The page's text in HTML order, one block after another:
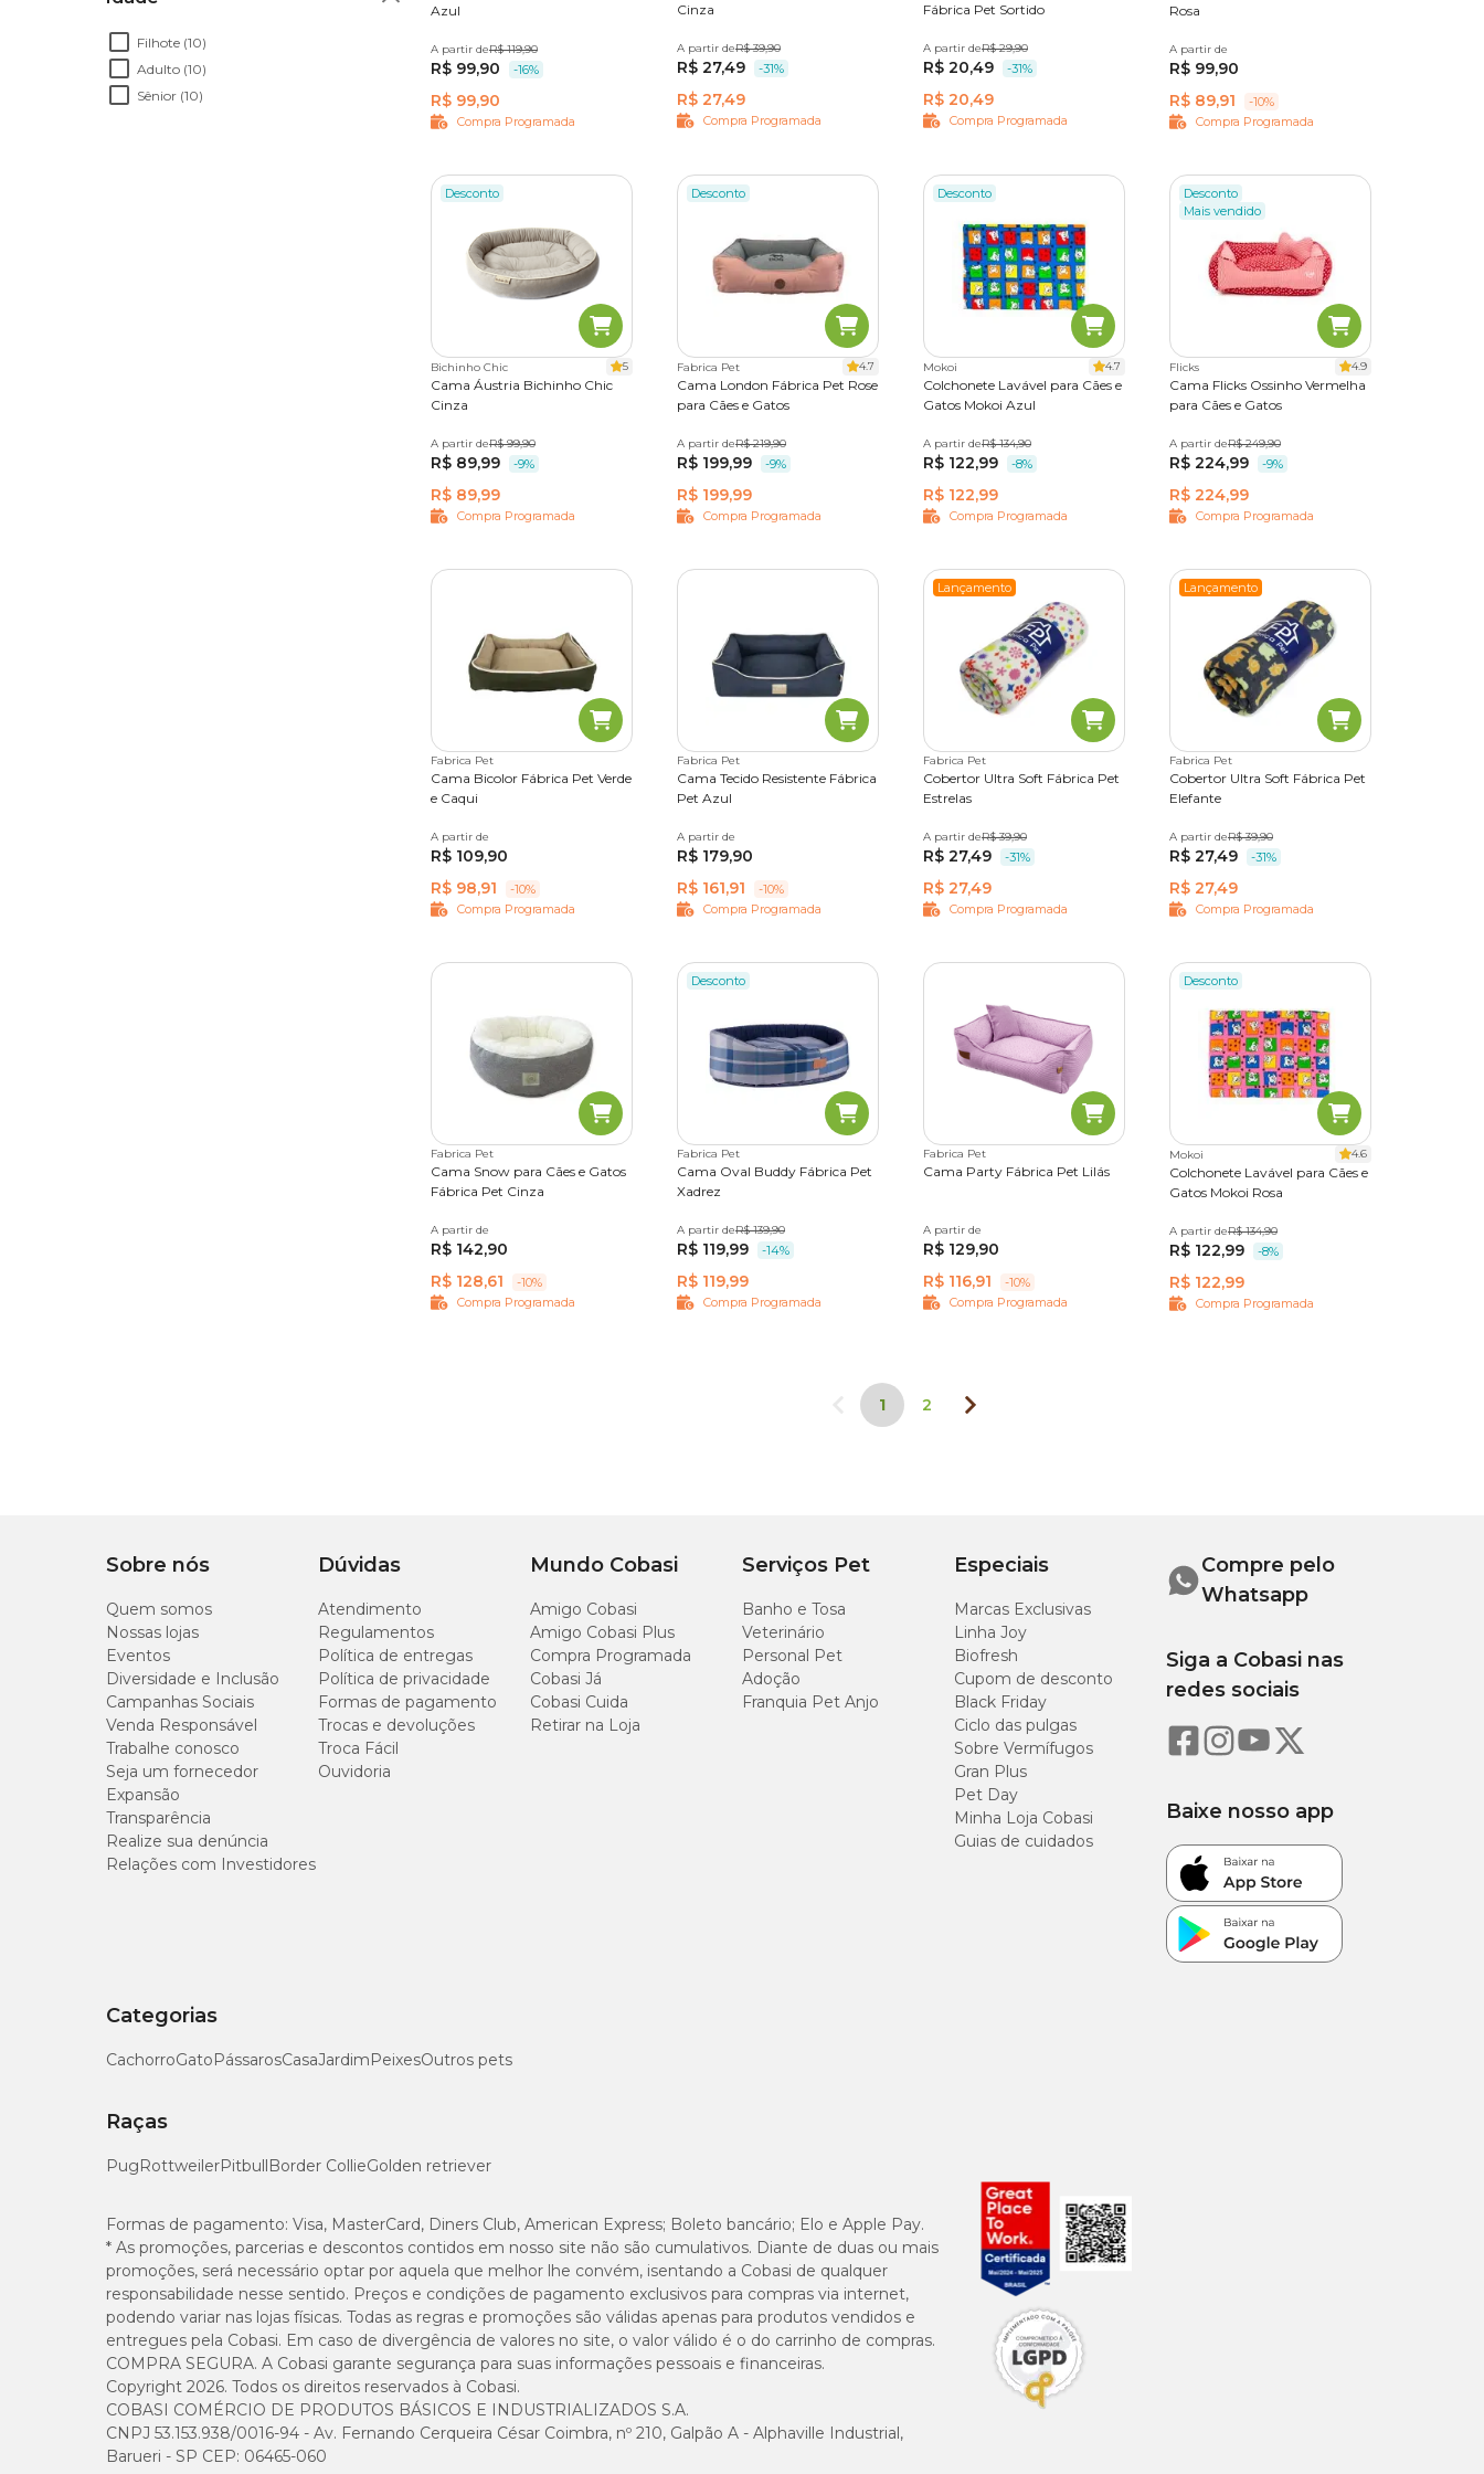
Filhote (10)
Adulto (10)
Sênior (10)
Azul
P M G GG
A partir deR$ 119,90
R$ 99,90 -16%
R$ 99,90
Compra Programada
Cinza
Único
A partir deR$ 39,90
R$ 27,49 -31%
R$ 27,49
Compra Programada
Fábrica Pet Sortido
Único
A partir deR$ 29,90
R$ 20,49 -31%
R$ 20,49
Compra Programada
Rosa
P M
A partir de
R$ 99,90
R$ 89,91
-10%
Compra Programada
Desconto
Bichinho Chic 5
Cama Áustria Bichinho Chic
Cinza
P M G
A partir deR$ 99,90
R$ 89,99 -9%
R$ 89,99
Compra Programada
Desconto
Fabrica Pet 4.7
Cama London Fábrica Pet Rose
para Cães e Gatos
P M G
A partir deR$ 219,90
R$ 199,99 -9%
R$ 199,99
Compra Programada
Desconto
Mokoi 4.7
Colchonete Lavável para Cães e
Gatos Mokoi Azul
Nº 01 Nº 02
Nº 05
Nº 06
A partir deR$ 134,90
R$ 122,99 -8%
R$ 122,99
Compra Programada
Desconto
Mais vendido
Flicks 4.9
Cama Flicks Ossinho Vermelha
para Cães e Gatos
P M G
A partir deR$ 249,90
R$ 224,99 -9%
R$ 224,99
Compra Programada
Fabrica Pet
Cama Bicolor Fábrica Pet Verde
e Caqui
P M
A partir de
R$ 109,90
R$ 98,91
-10%
Compra Programada
Fabrica Pet
Cama Tecido Resistente Fábrica
Pet Azul
P M
A partir de
R$ 179,90
R$ 161,91
-10%
Compra Programada
Lançamento
Fabrica Pet
Cobertor Ultra Soft Fábrica Pet
Estrelas
Único
A partir deR$ 39,90
R$ 27,49 -31%
R$ 27,49
Compra Programada
Lançamento
Fabrica Pet
Cobertor Ultra Soft Fábrica Pet
Elefante
Único
A partir deR$ 39,90
R$ 27,49 -31%
R$ 27,49
Compra Programada
Fabrica Pet
Cama Snow para Cães e Gatos
Fábrica Pet Cinza
P M
A partir de
R$ 142,90
R$ 128,61
-10%
Compra Programada
Desconto
Fabrica Pet
Cama Oval Buddy Fábrica Pet
Xadrez
P M G
A partir deR$ 139,90
R$ 119,99 -14%
R$ 119,99
Compra Programada
Fabrica Pet
Cama Party Fábrica Pet Lilás
P M
A partir de
R$ 129,90
R$ 116,91
-10%
Compra Programada
Desconto
Mokoi 4.6
Colchonete Lavável para Cães e
Gatos Mokoi Rosa
Nº 01 Nº 02
Nº 05
Nº 06
A partir deR$ 134,90
R$ 122,99 -8%
R$ 122,99
Compra Programada
1 2
Sobre nós
Quem somos
Nossas lojas
Eventos
Diversidade e Inclusão
Campanhas Sociais
Venda Responsável
Trabalhe conosco
Seja um fornecedor
Expansão
Transparência
Realize sua denúncia
Relações com Investidores
Dúvidas
Atendimento
Regulamentos
Política de entregas
Política de privacidade
Formas de pagamento
Trocas e devoluções
Troca Fácil
Ouvidoria
Mundo Cobasi
Amigo Cobasi
Amigo Cobasi Plus
Compra Programada
Cobasi Já
Cobasi Cuida
Retirar na Loja
Serviços Pet
Banho e Tosa
Veterinário
Personal Pet
Adoção
Franquia Pet Anjo
Especiais
Marcas Exclusivas
Linha Joy
Biofresh
Cupom de desconto
Black Friday
Ciclo das pulgas
Sobre Vermífugos
Gran Plus
Pet Day
Minha Loja Cobasi
Guias de cuidados
Categorias
CachorroGatoPássarosCasaJardimPeixesOutros pets
Raças
PugRottweilerPitbullBorder CollieGolden retriever
Compre pelo
Whatsapp
Siga a Cobasi nas
redes sociais
Baixe nosso app
Formas de pagamento: Visa, MasterCard, Diners Club, American Express; Boleto bancário; Elo e Apple Pay.
* As promoções, parcerias e descontos contidos em nosso site não são cumulativos. Diante de duas ou mais
promoções, será necessário optar por aquela que melhor lhe convém, isentando a Cobasi de qualquer
responsabilidade nesse sentido. Preços e condições de pagamento exclusivos para compras via internet,
podendo variar nas lojas físicas. Todas as regras e promoções são válidas apenas para produtos vendidos e
entregues pela Cobasi. Em caso de divergência de valores no site, o valor válido é o do carrinho de compras.
COMPRA SEGURA. A Cobasi garante segurança para suas informações pessoais e financeiras.
Copyright 2026. Todos os direitos reservados à Cobasi.
COBASI COMÉRCIO DE PRODUTOS BÁSICOS E INDUSTRIALIZADOS S.A.
CNPJ 53.153.938/0016-94 - Av. Fernando Cerqueira César Coimbra, nº 210, Galpão A - Alphaville Industrial,
Barueri - SP CEP: 06465-060